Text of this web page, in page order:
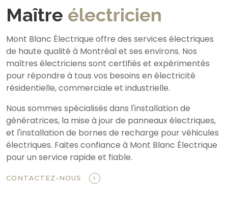
Maître électricien
Mont Blanc Électrique offre des services électriques
de haute qualité à Montréal et ses environs. Nos
maîtres électriciens sont certifiés et expérimentés
pour répondre à tous vos besoins en électricité
résidentielle, commerciale et industrielle.
Nous sommes spécialisés dans l'installation de
génératrices, la mise à jour de panneaux électriques,
et l'installation de bornes de recharge pour véhicules
électriques. Faites confiance à Mont Blanc Électrique
pour un service rapide et fiable.
CONTACTEZ-NOUS